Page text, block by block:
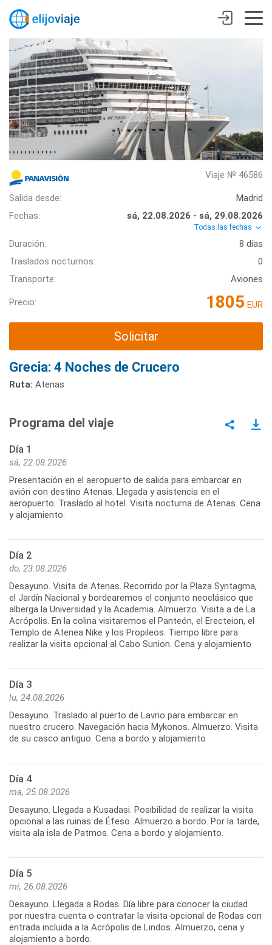
Viaje № 46586
Salida desde:
Madrid
Fechas:
sá, 22.08.2026 - sá, 29.08.2026
Todas las fechas
Duración:
8 días
Traslados nocturnos:
0
Transporte:
Aviones
Precio: 1805 EUR
Solicitar
Grecia: 4 Noches de Crucero
Ruta: Atenas
Programa del viaje
Día 1
sá, 22.08.2026
Presentación en el aeropuerto de salida para embarcar en
avión con destino Atenas. Llegada y asistencia en el
aeropuerto. Traslado al hotel. Visita nocturna de Atenas. Cena
y alojamiento.
Día 2
do, 23.08.2026
Desayuno. Visita de Atenas. Recorrido por la Plaza Syntagma,
el Jardín Nacional y bordearemos el conjunto neoclásico que
alberga la Universidad y la Academia. Almuerzo. Visita a de La
Acrópolis. En la colina visitaremos el Panteón, el Erecteion, el
Templo de Atenea Nike y los Propileos. Tiempo libre para
realizar la visita opcional al Cabo Sunion. Cena y alojamiento
Día 3
lu, 24.08.2026
Desayuno. Traslado al puerto de Lavrio para embarcar en
nuestro crucero. Navegación hacia Mykonos. Almuerzo. Visita
de su casco antiguo. Cena a bordo y alojamiento
Día 4
ma, 25.08.2026
Desayuno. Llegada a Kusadasi. Posibilidad de realizar la visita
opcional a las ruinas de Éfeso. Almuerzo a bordo. Por la tarde,
visita ala isla de Patmos. Cena a bordo y alojamiento.
Día 5
mi, 26.08.2026
Desayuno. Llegada a Rodas. Día libre para conocer la ciudad
por nuestra cuenta o contratar la visita opcional de Rodas con
entrada incluida a la Acrópolis de Lindos. Almuerzo, cena y
alojamiento a bordo.